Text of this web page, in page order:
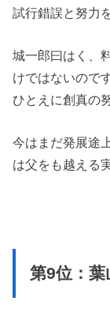
試行錯誤と努力
城一郎曰はく、
けではないので
ひとえに創真の
今はまだ発展途
は父をも越える
第9位：葉